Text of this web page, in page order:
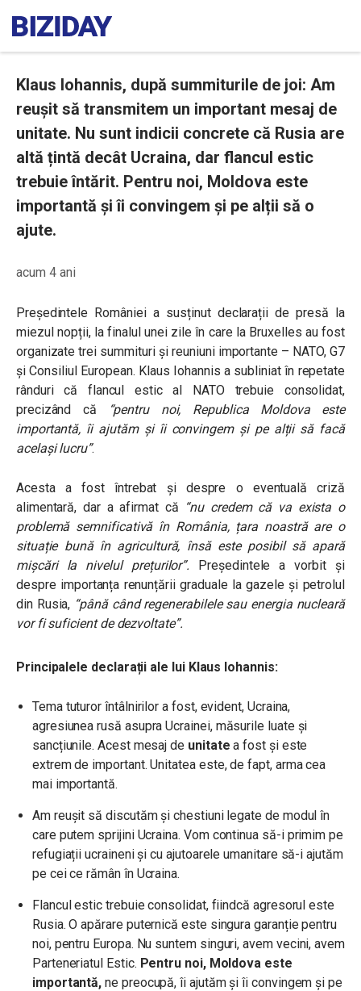
Klaus Iohannis, după summiturile de joi: Am
reușit să transmitem un important mesaj de
unitate. Nu sunt indicii concrete că Rusia are
altă țintă decât Ucraina, dar flancul estic
trebuie întărit. Pentru noi, Moldova este
importantă și îi convingem și pe alții să o
ajute.
acum 4 ani
Președintele României a susținut declarații de presă la
miezul nopții, la finalul unei zile în care la Bruxelles au fost
organizate trei summituri și reuniuni importante – NATO, G7
și Consiliul European. Klaus Iohannis a subliniat în repetate
rânduri că flancul estic al NATO trebuie consolidat,
precizând că
“pentru noi, Republica Moldova este
importantă, îi ajutăm și îi convingem și pe alții să facă
același lucru”.
Acesta a fost întrebat și despre o eventuală criză
alimentară, dar a afirmat că “nu credem că va exista o
problemă semnificativă în România, țara noastră are o
situație bună în agricultură, însă este posibil să apară
mișcări la nivelul prețurilor”. Președintele a vorbit și
despre importanța renunțării graduale la gazele și petrolul
din Rusia, “până când regenerabilele sau energia nucleară
vor fi suficient de dezvoltate”.
Principalele declarații ale lui Klaus Iohannis:
Tema tuturor întâlnirilor a fost, evident, Ucraina,
agresiunea rusă asupra Ucrainei, măsurile luate și
sancțiunile. Acest mesaj de unitate a fost și este
extrem de important. Unitatea este, de fapt, arma cea
mai importantă.
Am reușit să discutăm și chestiuni legate de modul în
care putem sprijini Ucraina. Vom continua să-i primim pe
refugiații ucraineni și cu ajutoarele umanitare să-i ajutăm
pe cei ce rămân în Ucraina.
Flancul estic trebuie consolidat, fiindcă agresorul este
Rusia. O apărare puternică este singura garanție pentru
noi, pentru Europa. Nu suntem singuri, avem vecini, avem
Parteneriatul Estic. Pentru noi, Moldova este
importantă,ne preocupă, îi ajutăm și îi convingem și pe